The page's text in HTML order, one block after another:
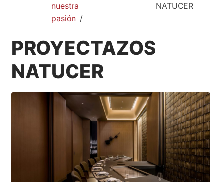
nuestra
pasión
NATUCER
PROYECTAZOS
NATUCER